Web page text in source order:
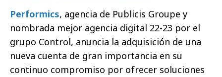
Performics, agencia de Publicis Groupe y
nombrada mejor agencia digital 22-23 por el
grupo Control, anuncia la adquisición de una
nueva cuenta de gran importancia en su
continuo compromiso por ofrecer soluciones